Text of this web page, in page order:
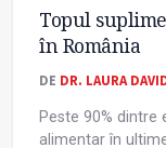
Topul
în România
DE DR. LAURA
Peste 90% dintre
alimentar în